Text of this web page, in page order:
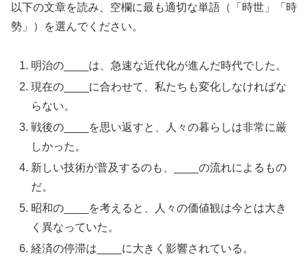
以下の文章を読み、空欄に最も適切な単語（「時世」「時
勢」）を選んでください。
明治の____は、急速な近代化が進んだ時代でした。
現在の____に合わせて、私たちも変化しなければな
らない。
戦後の____を思い返すと、人々の暮らしは非常に厳
しかった。
新しい技術が普及するのも、____の流れによるもの
だ。
昭和の____を考えると、人々の価値観は今とは大き
く異なっていた。
経済の停滞は____に大きく影響されている。